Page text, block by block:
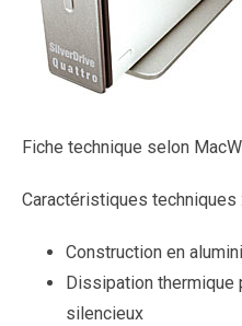
Fiche technique selon
Caractéristiques techniques :
Construction en
Dissipation thermique
silencieux